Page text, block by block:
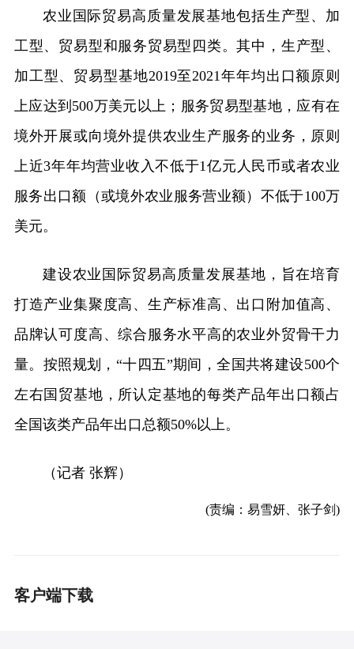
农业国际贸易高质量发展基地包括生产型、加
工型、贸易型和服务贸易型四类。其中，生产型、
加工型、贸易型基地2019至2021年年均出口额原则
上应达到500万美元以上；服务贸易型基地，应有在
境外开展或向境外提供农业生产服务的业务，原则
上近3年年均营业收入不低于1亿元人民币或者农业
服务出口额（或境外农业服务营业额）不低于100万
美元。
建设农业国际贸易高质量发展基地，旨在培育
打造产业集聚度高、生产标准高、出口附加值高、
品牌认可度高、综合服务水平高的农业外贸骨干力
量。按照规划，“十四五”期间，全国共将建设500个
左右国贸基地，所认定基地的每类产品年出口额占
全国该类产品年出口总额50%以上。
（记者 张辉）
(责编：易雪妍、张子剑)
客户端下载